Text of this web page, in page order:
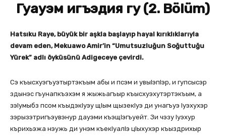
Гуауэм игъэдия гу (2. Bölüm)
Hatsıku Raye, büyük bir aşkla başlayıp hayal kırıklıklarıyla
devam eden, Mekuawo Amir’in “Umutsuzluğun Soğuttuğu
Yürek” adlı öyküsünü Adigeceye çevirdi.
Сэ къысхуэгъуэтыртэкъым абы и псэм и увыIэпIэр, и гупсысэр
здынэс гъунапкъэхэм я жыжьагъыр къысхуэхутэртэкъым, а
зэIумыбз псом къыдэкIуэу щIым щызекIуэ ди унагъуэ Iуэхухэр
зэрызэтригъэувэнур дауэми къэщIэгъуейт. Зи чэзу Iуэхур
кърихьэжа нэужь ди унэм къекIуалIэ цIыхухэр къыздрихыр